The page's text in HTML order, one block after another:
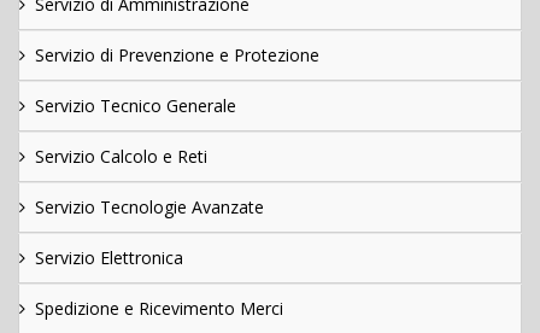
Servizio di Prevenzione e Protezione
Servizio Tecnico Generale
Servizio Calcolo e Reti
Servizio Tecnologie Avanzate
Servizio Elettronica
Spedizione e Ricevimento Merci